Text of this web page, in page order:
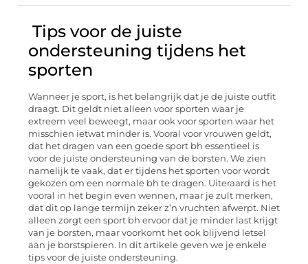
Tips voor de juiste
ondersteuning tijdens het
sporten
Wanneer je sport, is het belangrijk dat je de juiste outfit
draagt. Dit geldt niet alleen voor sporten waar je
extreem veel beweegt, maar ook voor sporten waar het
misschien ietwat minder is. Vooral voor vrouwen geldt,
dat het dragen van een goede sport bh essentieel is
voor de juiste ondersteuning van de borsten. We zien
namelijk te vaak, dat er tijdens het sporten voor wordt
gekozen om een normale bh te dragen. Uiteraard is het
vooral in het begin even wennen, maar je zult merken,
dat dit op lange termijn zeker z’n vruchten afwerpt. Niet
alleen zorgt een sport bh ervoor dat je minder last krijgt
van je borsten, maar voorkomt het ook blijvend letsel
aan je borstspieren. In dit artikele geven we je enkele
tips voor de juiste ondersteuning.